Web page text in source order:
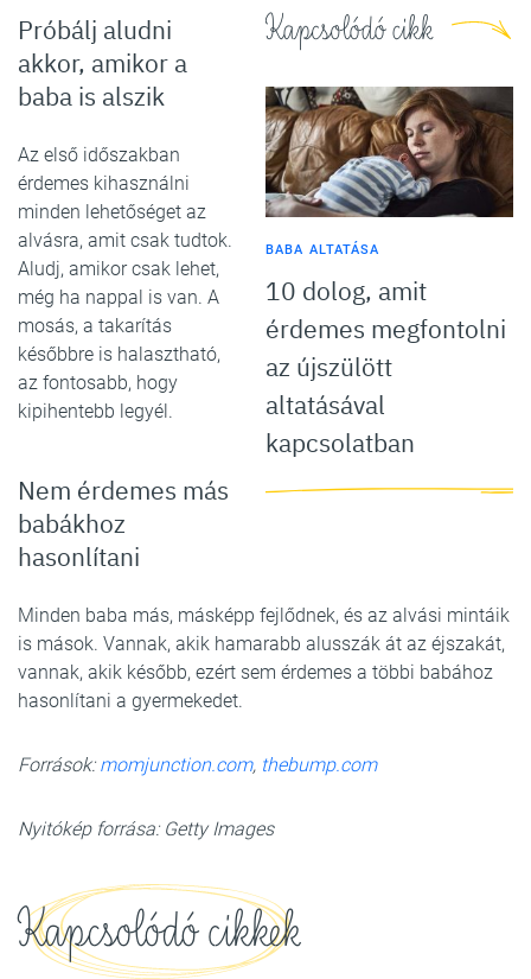
Kapcsolódó cikk
BABA ALTATÁSA
10 dolog, amit
érdemes megfontolni
az újszülött
altatásával
kapcsolatban
Próbálj aludni
akkor, amikor a
baba is alszik
Az első időszakban
érdemes kihasználni
minden lehetőséget az
alvásra, amit csak tudtok.
Aludj, amikor csak lehet,
még ha nappal is van. A
mosás, a takarítás
későbbre is halasztható,
az fontosabb, hogy
kipihentebb legyél.
Nem érdemes más
babákhoz
hasonlítani
Minden baba más, másképp fejlődnek, és az alvási mintáik
is mások. Vannak, akik hamarabb alusszák át az éjszakát,
vannak, akik később, ezért sem érdemes a többi babához
hasonlítani a gyermekedet.
Források:momjunction.com, thebump.com
Nyitókép forrása: Getty Images
Kapcsolódó cikkek